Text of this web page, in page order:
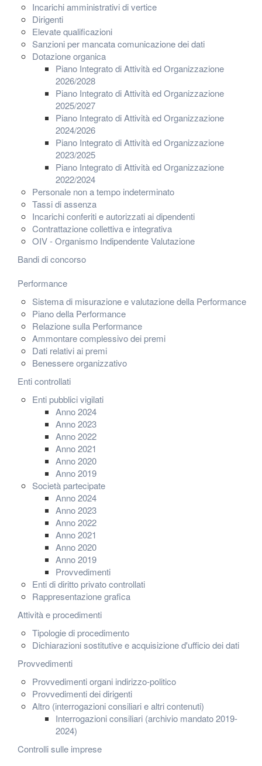
Incarichi amministrativi di vertice
Dirigenti
Elevate qualificazioni
Sanzioni per mancata comunicazione dei dati
Dotazione organica
Piano Integrato di Attività ed Organizzazione
2026/2028
Piano Integrato di Attività ed Organizzazione
2025/2027
Piano Integrato di Attività ed Organizzazione
2024/2026
Piano Integrato di Attività ed Organizzazione
2023/2025
Piano Integrato di Attività ed Organizzazione
2022/2024
Personale non a tempo indeterminato
Tassi di assenza
Incarichi conferiti e autorizzati ai dipendenti
Contrattazione collettiva e integrativa
OIV - Organismo Indipendente Valutazione
Bandi di concorso
Performance
Sistema di misurazione e valutazione della Performance
Piano della Performance
Relazione sulla Performance
Ammontare complessivo dei premi
Dati relativi ai premi
Benessere organizzativo
Enti controllati
Enti pubblici vigilati
Anno 2024
Anno 2023
Anno 2022
Anno 2021
Anno 2020
Anno 2019
Società partecipate
Anno 2024
Anno 2023
Anno 2022
Anno 2021
Anno 2020
Anno 2019
Provvedimenti
Enti di diritto privato controllati
Rappresentazione grafica
Attività e procedimenti
Tipologie di procedimento
Dichiarazioni sostitutive e acquisizione d'ufficio dei dati
Provvedimenti
Provvedimenti organi indirizzo-politico
Provvedimenti dei dirigenti
Altro (interrogazioni consiliari e altri contenuti)
Interrogazioni consiliari (archivio mandato 2019-
2024)
Controlli sulle imprese